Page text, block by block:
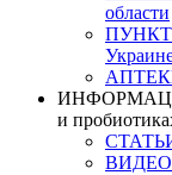
области
и
ВИДЕО